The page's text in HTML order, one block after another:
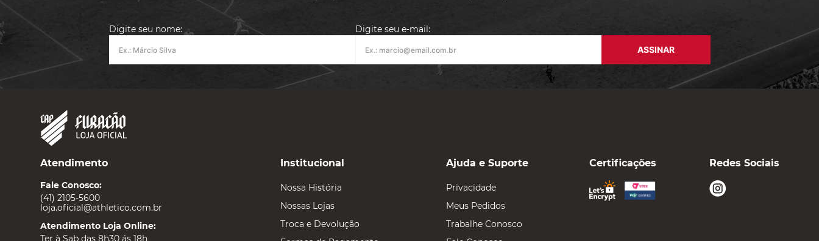
Digite seu nome: Digite seu e-mail:
ASSINAR
Atendimento
Fale Conosco:
(41) 2105-5600
loja.oficial@athletico.com.br
Atendimento Loja Online:
Ter à Sab das 8h30 ás 18h
Institucional
Nossa História
Nossas Lojas
Troca e Devolução
Ajuda e Suporte
Privacidade
Meus Pedidos
Trabalhe Conosco
Certificações Redes Sociais